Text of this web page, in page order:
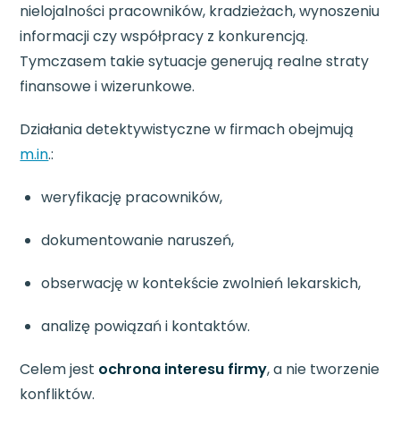
nielojalności pracowników, kradzieżach, wynoszeniu
informacji czy współpracy z konkurencją.
Tymczasem takie sytuacje generują realne straty
finansowe i wizerunkowe.
Działania detektywistyczne w firmach obejmują
m.in.:
weryfikację pracowników,
dokumentowanie naruszeń,
obserwację w kontekście zwolnień lekarskich,
analizę powiązań i kontaktów.
Celem jest ochrona interesu firmy, a nie tworzenie
konfliktów.